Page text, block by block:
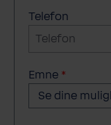
Telefon
Emne *